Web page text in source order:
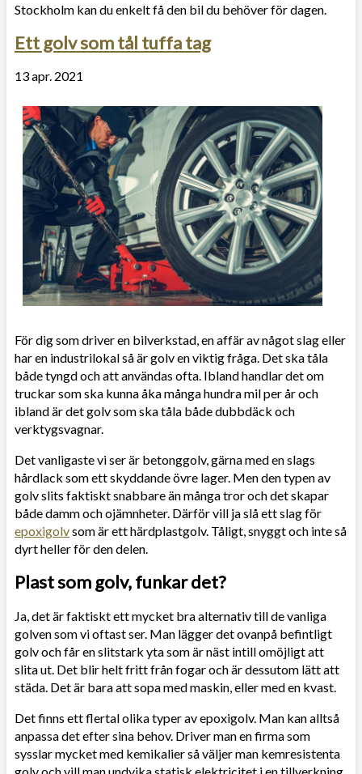
Stockholm kan du enkelt få den bil du behöver för dagen.
Ett golv som tål tuffa tag
13 apr. 2021
För dig som driver en bilverkstad, en affär av något slag eller
har en industrilokal så är golv en viktig fråga. Det ska tåla
både tyngd och att användas ofta. Ibland handlar det om
truckar som ska kunna åka många hundra mil per år och
ibland är det golv som ska tåla både dubbdäck och
verktygsvagnar.
Det vanligaste vi ser är betonggolv, gärna med en slags
hårdlack som ett skyddande övre lager. Men den typen av
golv slits faktiskt snabbare än många tror och det skapar
både damm och ojämnheter. Därför vill ja slå ett slag för
epoxigolvsom är ett härdplastgolv. Tåligt, snyggt och inte så
dyrt heller för den delen.
Plast som golv, funkar det?
Ja, det är faktiskt ett mycket bra alternativ till de vanliga
golven som vi oftast ser. Man lägger det ovanpå befintligt
golv och får en slitstark yta som är näst intill omöjligt att
slita ut. Det blir helt fritt från fogar och är dessutom lätt att
städa. Det är bara att sopa med maskin, eller med en kvast.
Det finns ett flertal olika typer av epoxigolv. Man kan alltså
anpassa det efter sina behov. Driver man en firma som
sysslar mycket med kemikalier så väljer man kemresistenta
golv och vill man undvika statisk elektricitet i en tillverkning